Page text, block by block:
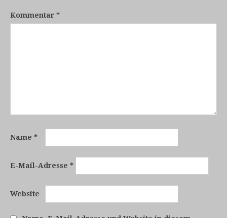
Kommentar *
Name *
E-Mail-Adresse *
Website